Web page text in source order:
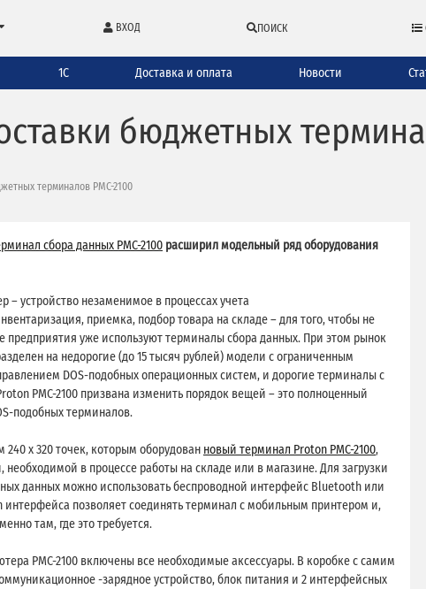
ВХОД ПОИСК
1С Доставка и оплата Новости
бюджетных
терминалов PMC-2100
сбора данных PMC-2100 расширил модельный ряд оборудования
устройство незаменимое в процессах учета
приемка, подбор товара на складе – для того, чтобы не
предприятия уже используют терминалы сбора данных. При этом рынок
на недорогие (до 15 тысяч рублей) модели с ограниченным
DOS-подобных операционных систем, и дорогие терминалы с
PMC-2100 призвана изменить порядок вещей – это полноценный
подобных терминалов.
х 320 точек, которым оборудован новый терминал Proton PMC-2100,
в процессе работы на складе или в магазине. Для загрузки
данных можно использовать беспроводной интерфейс Bluetooth или
интерфейса позволяет соединять терминал с мобильным принтером и,
там, где это требуется.
PMC-2100 включены все необходимые аксессуары. В коробке с самим
-зарядное устройство, блок питания и 2 интерфейсных